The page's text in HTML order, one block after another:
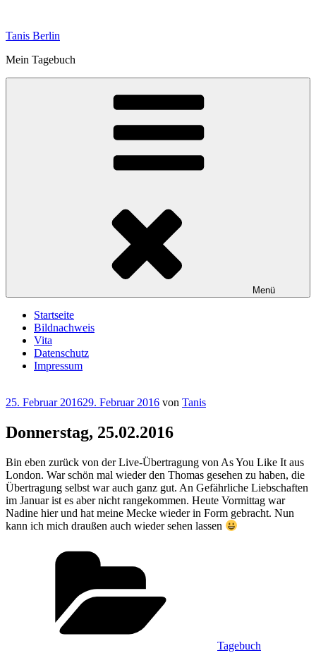
springen
Tanis Berlin
Mein Tagebuch
Menü
Startseite
Bildnachweis
Vita
Datenschutz
Impressum
Veröffentlicht
25. Februar 201629. Februar 2016 von Tanis
Donnerstag, 25.02.2016
Bin eben zurück von der Live-Übertragung von As You Like It aus
London. War schön mal wieder den Thomas gesehen zu haben, die
Übertragung selbst war auch ganz gut. An Gefährliche Liebschaften
im Januar ist es aber nicht rangekommen. Heute Vormittag war
Nadine hier und hat meine Mecke wieder in Form gebracht. Nun
kann ich mich draußen auch wieder sehen lassen
Tagebuch